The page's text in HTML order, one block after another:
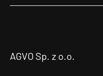
AGVO Sp. z o.o.